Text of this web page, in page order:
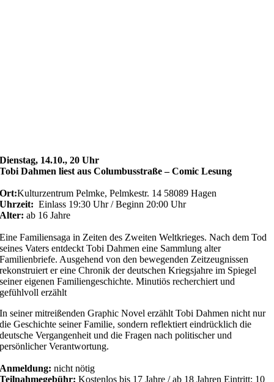
Dienstag, 14.10., 20 Uhr
Tobi Dahmen liest aus Columbusstraße – Comic Lesung
Ort:Kulturzentrum Pelmke, Pelmkestr. 14 58089 Hagen
Uhrzeit: Einlass 19:30 Uhr / Beginn 20:00 Uhr
Alter: ab 16Jahre
Eine Familiensaga in Zeiten des Zweiten Weltkrieges. Nach dem Tod
seines Vaters entdeckt Tobi Dahmen eine Sammlung alter
Familienbriefe. Ausgehend von den bewegenden Zeitzeugnissen
rekonstruiert er eine Chronik der deutschen Kriegsjahre im Spiegel
seiner eigenen Familiengeschichte. Minutiös recherchiert und
gefühlvoll erzählt
In seiner mitreißenden Graphic Novel erzählt Tobi Dahmen nicht nur
die Geschichte seiner Familie, sondern reflektiert eindrücklich die
deutsche Vergangenheit und die Fragen nach politischer und
persönlicher Verantwortung.
Anmeldung: nicht nötig
Teilnahmegebühr:Kostenlos bis 17 Jahre / ab 18 Jahren Eintritt: 10